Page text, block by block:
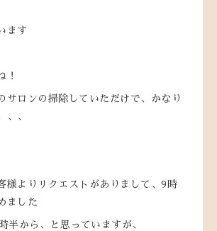
ます
！
サロンの掃除していただけで、かなり
、、
様よりリクエストがありまして、9時
ました
半から、と思っていますが、